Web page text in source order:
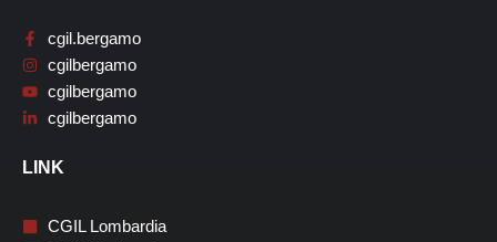
cgil.bergamo
cgilbergamo
cgilbergamo
cgilbergamo
LINK
CGIL Lombardia